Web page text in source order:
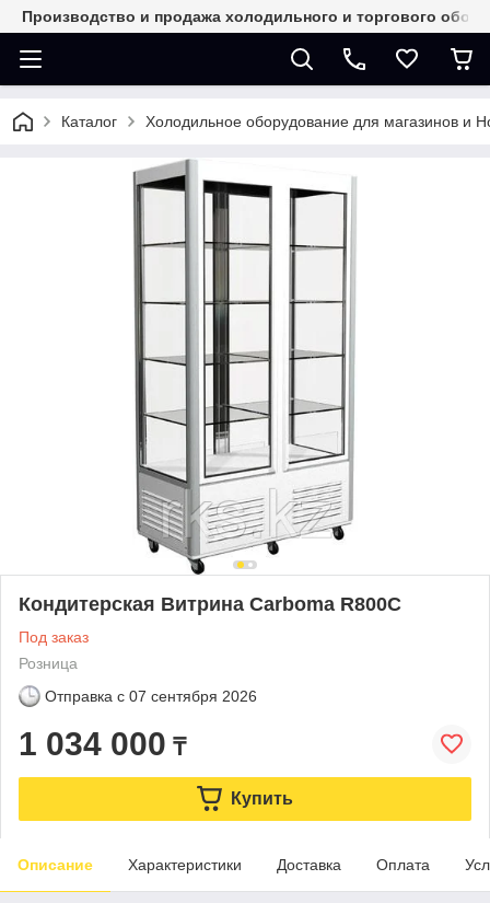
Производство и продажа холодильного и торгового
Каталог Холодильное оборудование для магазинов и
Кондитерская Витрина Carboma R800C
Под заказ
Розница
Отправка с 07 сентября 2026
1 034 000 ₸
Купить
Описание Характеристики Доставка Оплата